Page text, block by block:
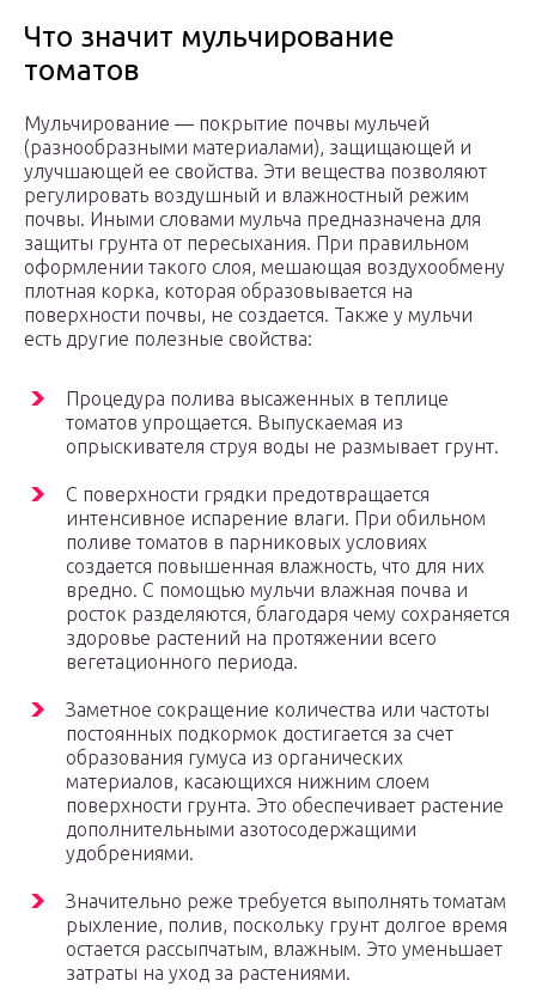
Что значит мульчирование
томатов
Мульчирование — покрытие почвы мульчей
(разнообразными материалами), защищающей и
улучшающей ее свойства. Эти вещества позволяют
регулировать воздушный и влажностный режим
почвы. Иными словами мульча предназначена для
защиты грунта от пересыхания. При правильном
оформлении такого слоя, мешающая воздухообмену
плотная корка, которая образовывается на
поверхности почвы, не создается. Также у мульчи
есть другие полезные свойства:
Процедура полива высаженных в теплице
томатов упрощается. Выпускаемая из
опрыскивателя струя воды не размывает грунт.
С поверхности грядки предотвращается
интенсивное испарение влаги. При обильном
поливе томатов в парниковых условиях
создается повышенная влажность, что для них
вредно. С помощью мульчи влажная почва и
росток разделяются, благодаря чему сохраняется
здоровье растений на протяжении всего
вегетационного периода.
Заметное сокращение количества или частоты
постоянных подкормок достигается за счет
образования гумуса из органических
материалов, касающихся нижним слоем
поверхности грунта. Это обеспечивает растение
дополнительными азотосодержащими
удобрениями.
Значительно реже требуется выполнять томатам
рыхление, полив, поскольку грунт долгое время
остается рассыпчатым, влажным. Это уменьшает
затраты на уход за растениями.